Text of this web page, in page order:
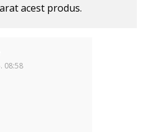
acest produs.
08:58